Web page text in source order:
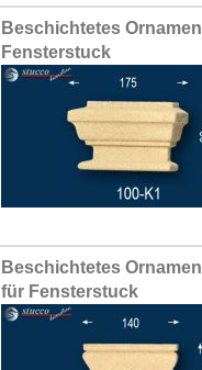
Beschichtetes
Fensterstuck
Beschichtetes
für Fensterstuck